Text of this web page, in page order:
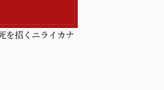
を招くニライカナ